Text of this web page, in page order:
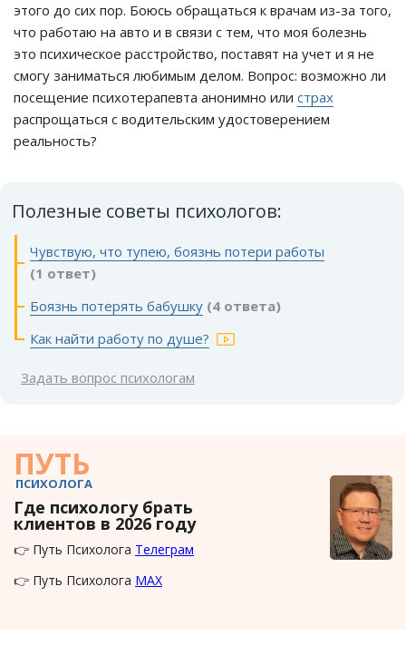
этого до сих пор. Боюсь обращаться к врачам из-за того,
что работаю на авто и в связи с тем, что моя болезнь
это психическое расстройство, поставят на учет и я не
смогу заниматься любимым делом. Вопрос: возможно ли
посещение психотерапевта анонимно или страх
распрощаться с водительским удостоверением
реальность?
Полезные советы психологов:
Чувствую, что тупею, боязнь потери работы
(1 ответ)
Боязнь потерять бабушку (4 ответа)
Как найти работу по душе?
Задать вопрос психологам
ПУТЬ
ПСИХОЛОГА
Где психологу брать
клиентов в 2026 году
👉 Путь Психолога Телеграм
👉 Путь Психолога MAX